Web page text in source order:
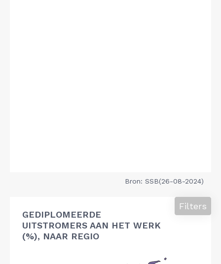
Bron: SSB(26-08-2024)
GEDIPLOMEERDE
UITSTROMERS AAN HET WERK
(%), NAAR REGIO
Filters